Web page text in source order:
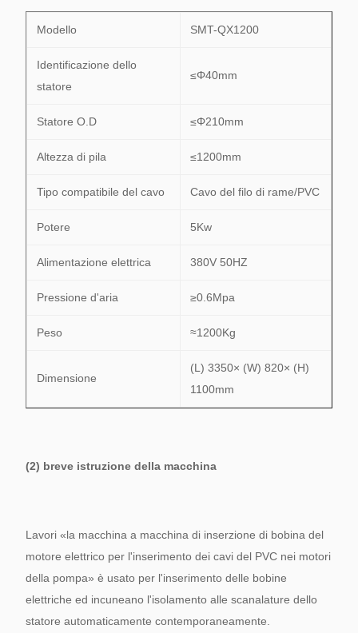
Modello SMT-QX1200
Identificazione dello
statore
≤Φ40mm
Statore O.D ≤Φ210mm
Altezza di pila ≤1200mm
Tipo compatibile del cavo Cavo del filo di rame/PVC
Potere 5Kw
Alimentazione elettrica 380V 50HZ
Pressione d'aria ≥0.6Mpa
Peso ≈1200Kg
Dimensione
(L) 3350× (W) 820× (H)
1100mm
(2) breve istruzione della macchina
Lavori «la macchina a macchina di inserzione di bobina del
motore elettrico per l'inserimento dei cavi del PVC nei motori
della pompa» è usato per l'inserimento delle bobine
elettriche ed incuneano l'isolamento alle scanalature dello
statore automaticamente contemporaneamente.